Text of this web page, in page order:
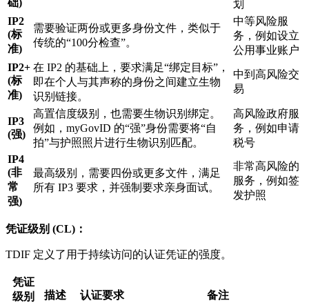
划
IP2
(标
准)
需要验证两份或更多身份文件，类似于
传统的“100分检查”。
中等风险服
务，例如设立
公用事业账户
IP2+
(标
准)
在 IP2 的基础上，要求满足“绑定目标”，
即在个人与其声称的身份之间建立生物
识别链接。
中到高风险交
易
IP3
(强)
高置信度级别，也需要生物识别绑定。
例如，myGovID 的“强”身份需要将“自
拍”与护照照片进行生物识别匹配。
高风险政府服
务，例如申请
税号
IP4
(非
常
强)
最高级别，需要四份或更多文件，满足
所有 IP3 要求，并强制要求亲身面试。
非常高风险的
服务，例如签
发护照
凭证级别 (CL)：
TDIF 定义了用于持续访问的认证凭证的强度。
凭证
级别
描述 认证要求 备注